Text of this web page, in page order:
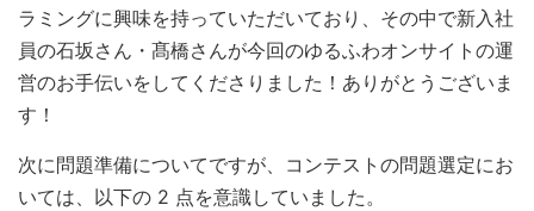
ラミングに興味を持っていただいており、その中で新入社
員の石坂さん・髙橋さんが今回のゆるふわオンサイトの運
営のお手伝いをしてくださりました！ありがとうございま
す！
次に問題準備についてですが、コンテストの問題選定にお
いては、以下の 2 点を意識していました。